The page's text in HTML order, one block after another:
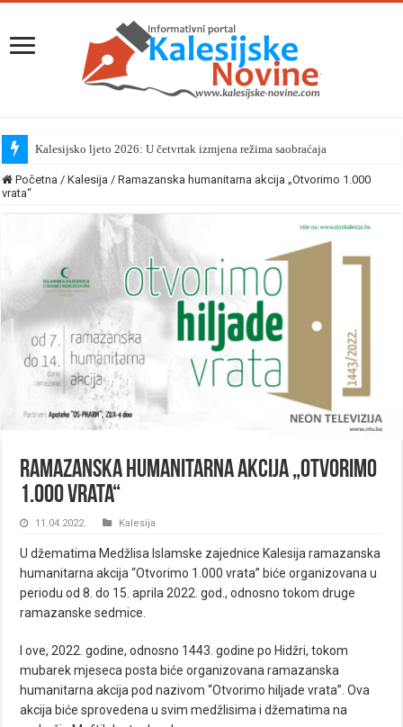
Kalesijsko ljeto 2026: U četvrtak izmjena režima saobraćaja
Početna / Kalesija / Ramazanska humanitarna akcija „Otvorimo 1.000
vrata“
Ramazanska humanitarna akcija „Otvorimo
1.000 vrata“
11.04.2022. Kalesija
U džematima Medžlisa Islamske zajednice Kalesija ramazanska
humanitarna akcija “Otvorimo 1.000 vrata” biće organizovana u
periodu od 8. do 15. aprila 2022. god., odnosno tokom druge
ramazanske sedmice.
I ove, 2022. godine, odnosno 1443. godine po Hidžri, tokom
mubarek mjeseca posta biće organizovana ramazanska
humanitarna akcija pod nazivom “Otvorimo hiljade vrata”. Ova
akcija biće sprovedena u svim medžlisima i džematima na